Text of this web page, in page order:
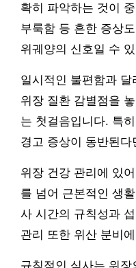
확히 파악하는 것이
부룩함 등 흔한 증상
위궤양의 신호일 수
일시적인 불편함과
위장 질환 감별점을
는 첫걸음입니다. 특
경고 증상이 동반된
위장 건강 관리에 있
를 넘어 근본적인 생
사 시간의 규칙성과
관리 또한 위산 분비